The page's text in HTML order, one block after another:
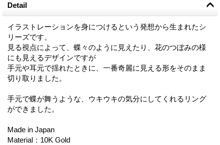
Detail
イラストレーションを身につけるという発想から生まれたシ
リーズです。
見る視点によって、蝶々のように見えたり、花のつぼみの様
にも見えるデザインですが
手元や耳元で揺れたときに、一番奇麗に見える形をそのまま
切り取りました。
手元で蝶が舞うような、ウキウキの気分にしてくれるリング
ができました。
Made in Japan
Material：10K Gold